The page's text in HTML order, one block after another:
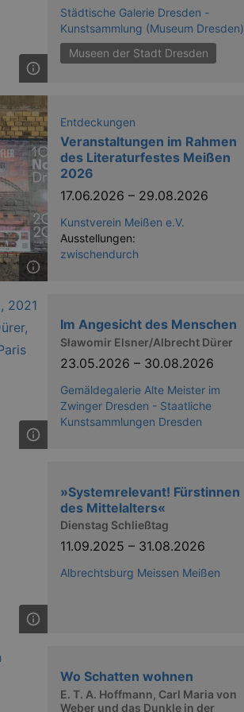
Städtische Galerie Dresden -
Kunstsammlung (Museum Dresden)
Museen der Stadt Dresden
Entdeckungen
Veranstaltungen im Rahmen
des Literaturfestes Meißen
2026
17.06.2026 – 29.08.2026
Kunstverein Meißen e.V.
Ausstellungen:
zwischendurch
Im Angesicht des Menschen
Sławomir Elsner/Albrecht Dürer
23.05.2026 – 30.08.2026
Gemäldegalerie Alte Meister im
Zwinger Dresden - Staatliche
Kunstsammlungen Dresden
»Systemrelevant! Fürstinnen
des Mittelalters«
Dienstag Schließtag
11.09.2025 – 31.08.2026
Albrechtsburg Meissen Meißen
Wo Schatten wohnen
E. T. A. Hoffmann, Carl Maria von
Weber und das Dunkle in der
Analytics - which is a
used analytics service. This
assigning a randomly
in each page request
and campaign data for the
after 2 years, although
Analytics. This
2017 no information is
update a unique value for
rate - limiting the
after 10 minutes.
the end user uses the
may have seen before
from OneTrust. It
the site uses and
for the use of each
is not given. The cookie
visitors to the site will
no information that can